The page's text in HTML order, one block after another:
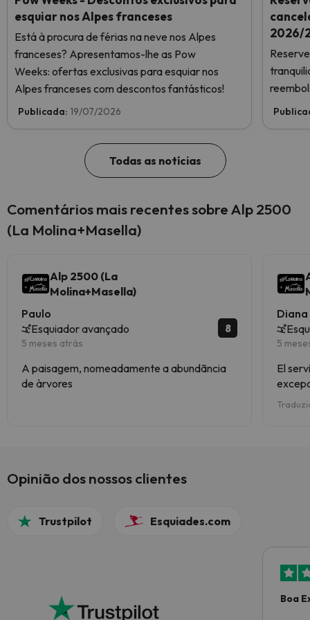
esquiar nos Alpes franceses
Está à procura de férias na neve nos Alpes
franceses? Apresentamos-lhe as Pow
Weeks: ofertas exclusivas para esquiar nos
Alpes franceses com descontos fantásticos!
Publicada: 19/07/2026
2026/
Todas as notícias
Comentários mais recentes sobre Alp 2500
(La Molina+Masella)
Alp 2500 (La
Molina+Masella)
Paulo
Esquiador avançado
5 meses atrás
8
A paisagem, nomeadamente a abundãncia
de àrvores
Diana
5
El
Opinião dos nossos clientes
Trustpilot Esquiades.com
Boa